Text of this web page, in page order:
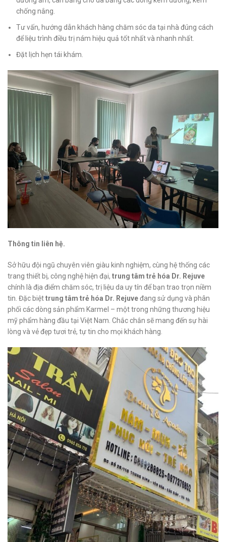
chống nắng.
Tư vấn, hướng dẫn khách hàng chăm sóc da tại nhà đúng cách
để liệu trình điều trị nám hiệu quả tốt nhất và nhanh nhất.
Đặt lịch hẹn tái khám.
Thông tin liên hệ.
Sở hữu đội ngũ chuyên viên giàu kinh nghiệm, cùng hệ thống các
trang thiết bị, công nghệ hiện đại, trung tâm trẻ hóa Dr. Rejuve
chính là địa điểm chăm sóc, trị liệu da uy tín để bạn trao trọn niềm
tin. Đặc biệttrung tâm trẻ hóa Dr. Rejuveđang sử dụng và phân
phối các dòng sản phẩm Karmel – một trong những thương hiệu
mỹ phẩm hàng đầu tại Việt Nam. Chắc chắn sẽ mang đến sự hài
lòng và vẻ đẹp tươi trẻ, tự tin cho mọi khách hàng.